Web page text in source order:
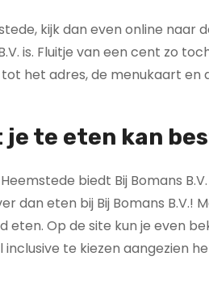
kijk dan even online naar
is. Fluitje van een cent zo
het adres, de menukaart en
te eten kan
biedt Bij Bomans
dan eten bij Bij Bomans
eten. Op de site kun je even
inclusive te kiezen aangezien